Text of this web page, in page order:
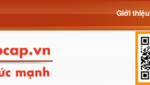
Giới thiệu